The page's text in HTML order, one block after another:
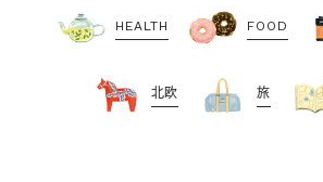
HEALTH FOOD
北欧 旅